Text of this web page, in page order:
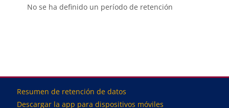
No se ha definido un período de retención
Bloques
Bloques
Bloques
Bloques
Resumen de retención de datos
Descargar la app para dispositivos móviles